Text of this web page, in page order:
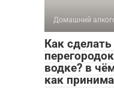
Домашний
Как
водке? в
как